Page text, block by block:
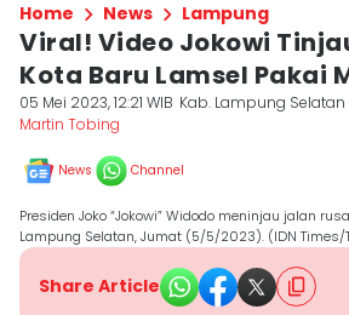
Home News Lampung
Viral! Video Jokowi
Kota Baru Lamsel Pakai
05 Mei 2023, 12:21 WIB Kab. Lampung Selatan
Martin Tobing
News Channel
Presiden Joko “Jokowi” Widodo meninjau jalan
Lampung Selatan, Jumat (5/5/2023). (IDN Times/
Share Article